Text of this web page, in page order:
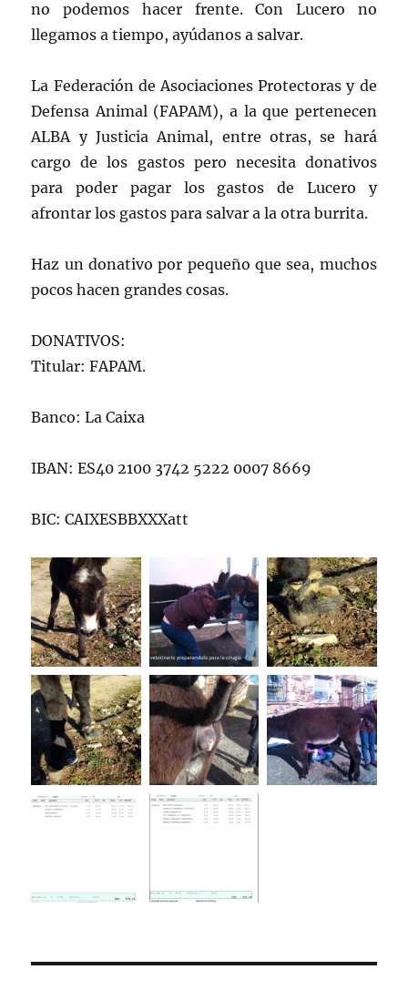
no podemos hacer frente. Con Lucero no
llegamos a tiempo, ayúdanos a salvar.
La Federación de Asociaciones Protectoras y de
Defensa Animal (FAPAM), a la que pertenecen
ALBA y Justicia Animal, entre otras, se hará
cargo de los gastos pero necesita donativos
para poder pagar los gastos de Lucero y
afrontar los gastos para salvar a la otra burrita.
Haz un donativo por pequeño que sea, muchos
pocos hacen grandes cosas.
DONATIVOS:
Titular: FAPAM.
Banco: La Caixa
IBAN: ES40 2100 3742 5222 0007 8669
BIC: CAIXESBBXXXatt